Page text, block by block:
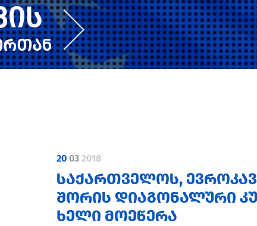
20 03 2018
ᲡᲐᲥᲐᲠᲗᲕᲔᲚᲝᲡ,
ᲨᲝᲠᲘᲡ ᲓᲘᲐᲒᲝᲜᲐᲚᲣᲠᲘ
ᲮᲔᲚᲘ ᲛᲝᲔᲬᲔᲠᲐ